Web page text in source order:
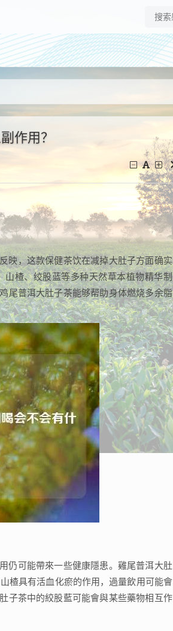
作用？
映，这款保健茶饮在减掉大肚子方面确实
楂、绞股蓝等多种天然草本植物精华制
尾普洱大肚子茶能够帮助身体燃烧多余脂
仍可能帶來一些健康隱患。雞尾普洱大肚
楂具有活血化瘀的作用，過量飲用可能會
子茶中的絞股藍可能會與某些藥物相互作